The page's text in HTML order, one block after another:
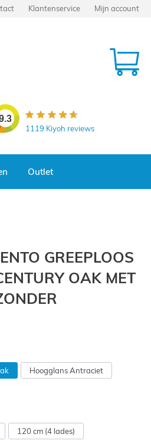
Klantenservice Mijn account
1119 Kiyoh reviews
Outlet
GREEPLOOS
OAK MET
Hoogglans Antraciet
120 cm (4 lades)